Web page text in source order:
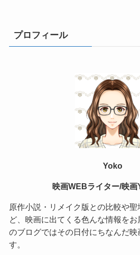
プロフィール
Yoko
映画WEBライター/映
原作小説・リメイク版との比較や
ど、映画に出てくる色んな情報をお
のブログではその日付にちなんだ映
す。